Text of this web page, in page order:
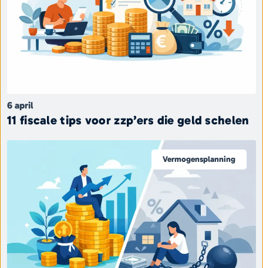
6 april
11 fiscale tips voor zzp’ers die geld schelen
Vermogensplanning